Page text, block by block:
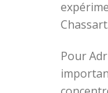
Pour